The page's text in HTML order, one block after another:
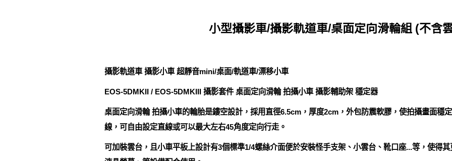
小型攝影車/攝影軌道車/桌面定向滑輪組 (不含
攝影軌道車 攝影小車 超靜音mini/桌面/軌道車/漂移小車
EOS-5DMKII / EOS-5DMKIII 攝影套件 桌面定向滑輪 拍攝小車 攝影輔助架 穩定器
桌面定向滑輪 拍攝小車的輪胎是鏤空設計，採用直徑6.5cm，厚度2cm，外包防震軟膠，使拍攝畫面穩
線，可自由設定直線或可以最大左右45角度定向行走。
可加裝雲台，且小車平板上設計有3個標準1/4螺絲介面便於安裝怪手支架、小雲台、靴口座...等，使得